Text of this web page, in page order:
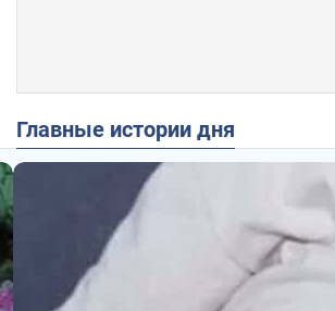
Главные истории дня